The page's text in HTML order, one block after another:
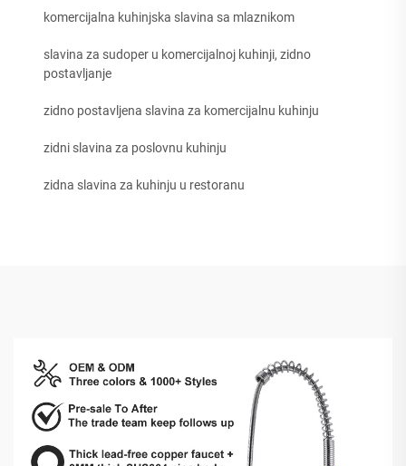
komercijalna kuhinjska slavina sa mlaznikom
slavina za sudoper u komercijalnoj kuhinji, zidno
postavljanje
zidno postavljena slavina za komercijalnu kuhinju
zidni slavina za poslovnu kuhinju
zidna slavina za kuhinju u restoranu